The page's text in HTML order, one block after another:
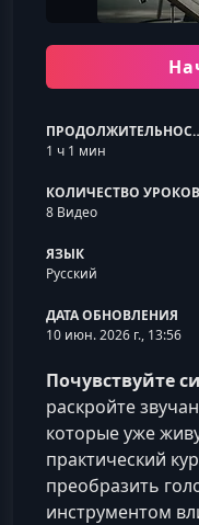
1 ч 1 мин
КОЛИЧЕСТВО УРОКОВ
8 Видео
ЯЗЫК
Русский
ДАТА ОБНОВЛЕНИЯ
10 июн. 2026 г., 13:56
Почувствуйте
раскройте
которые уже
практический
преобразить
инструментом